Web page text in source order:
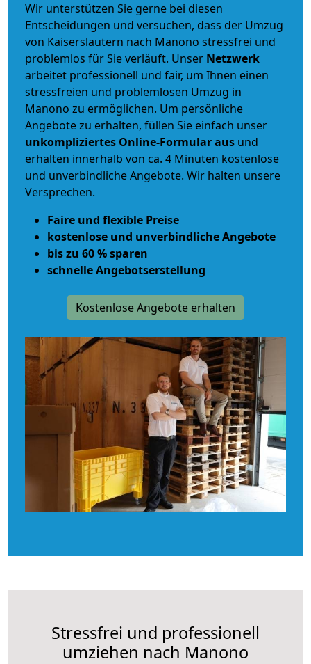
Wir unterstützen Sie gerne bei diesen
Entscheidungen und versuchen, dass der Umzug
von Kaiserslautern nach Manono stressfrei und
problemlos für Sie verläuft. Unser Netzwerk
arbeitet professionell und fair, um Ihnen einen
stressfreien und problemlosen Umzug in
Manono zu ermöglichen. Um persönliche
Angebote zu erhalten, füllen Sie einfach unser
unkompliziertes Online-Formular aus und
erhalten innerhalb von ca. 4 Minuten kostenlose
und unverbindliche Angebote. Wir halten unsere
Versprechen.
Faire und flexible Preise
kostenlose und unverbindliche Angebote
bis zu 60 % sparen
schnelle Angebotserstellung
Kostenlose Angebote erhalten
Stressfrei und professionell
umziehen nach Manono